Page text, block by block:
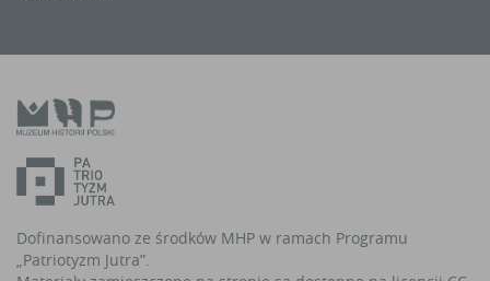
Dofinansowano ze środków MHP w ramach Programu
„Patriotyzm Jutra”.